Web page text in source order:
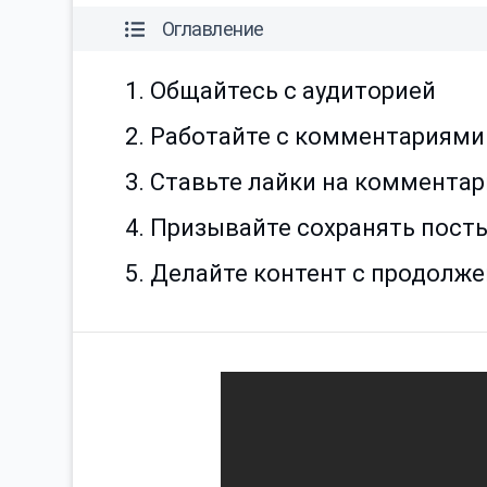
Оглавление
1. Общайтесь с аудиторией
2. Работайте с комментариями
3. Ставьте лайки на
4. Призывайте сохранять
5. Делайте контент с